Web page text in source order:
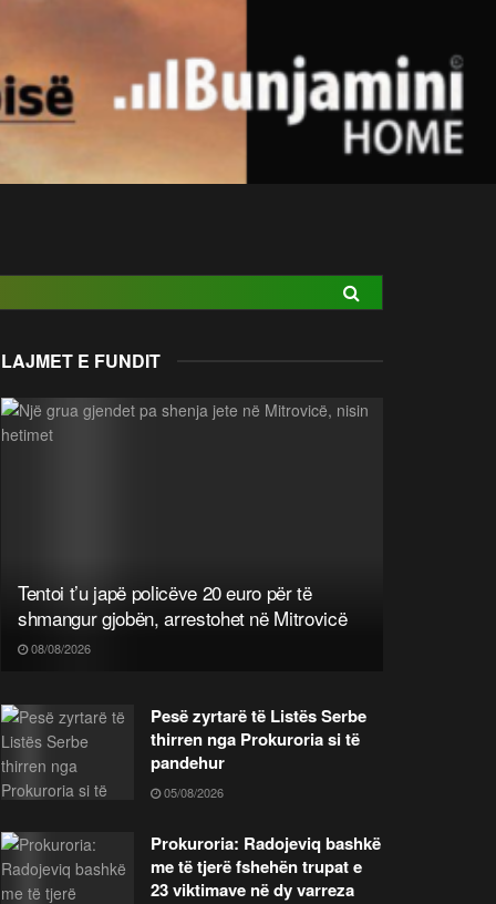
LAJMET E FUNDIT
Tentoi t’u japë policëve 20 euro për të
shmangur gjobën, arrestohet në Mitrovicë
08/08/2026
Pesë zyrtarë të Listës Serbe
thirren nga Prokuroria si të
pandehur
05/08/2026
Prokuroria: Radojeviq bashkë
me të tjerë fshehën trupat e
23 viktimave në dy varreza